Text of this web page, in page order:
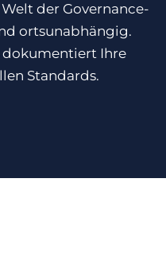
der Governance-
ortsunabhängig.
Ihre
Standards.